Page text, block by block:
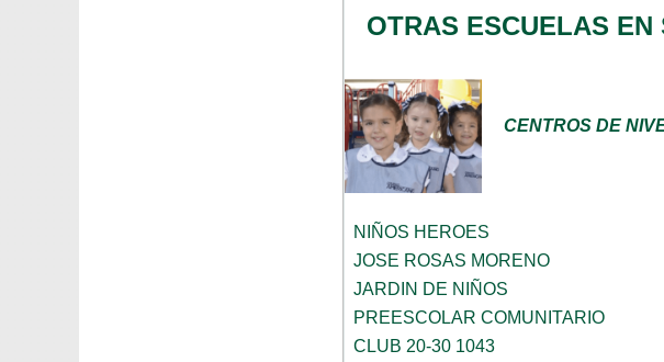
OTRAS ESCUELAS
CENTROS DE
NIÑOS HEROES
JOSE ROSAS MORENO
JARDIN DE NIÑOS
PREESCOLAR COMUNITARIO
CLUB 20-30 1043